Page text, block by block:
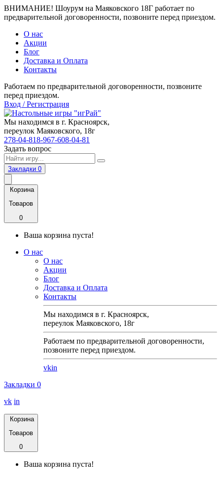
ВНИМАНИЕ! Шоурум на Маяковского 18Г работает по
предварительной договоренности, позвоните перед приездом.
О нас
Акции
Блог
Доставка и Оплата
Контакты
Работаем по предварительной договоренности, позвоните
перед приездом.
Вход / Регистрация
Мы находимся в г. Красноярск,
переулок Маяковского, 18г
278-04-818-967-608-04-81
Задать вопрос
Закладки 0
Корзина
Товаров
0
Ваша корзина пуста!
О нас
О нас
Акции
Блог
Доставка и Оплата
Контакты
Мы находимся в г. Красноярск,
переулок Маяковского, 18г
Работаем по предварительной договоренности,
позвоните перед приездом.
vkin
Закладки 0
vk in
Корзина
Товаров
0
Ваша корзина пуста!